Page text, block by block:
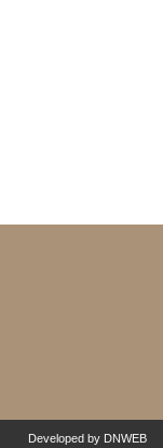
Developed by DNWEB